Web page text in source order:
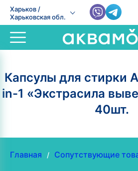
Харьков /
Харьковская обл.
Капсулы для стирки
in-1 «Экстрасила
40шт.
Главная / Сопутствующие